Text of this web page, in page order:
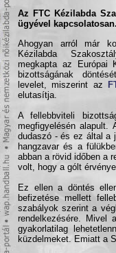
Az FTC Kézilabda
ügyével kapcsolatosan.
Ahogyan arról már
Kézilabda
megkapta az Európai
bizottságának
levelet, miszerint az
elutasítja.
A fellebbviteli
megfigyelésén alapult.
dudaszó - és ez által a
hangzavar és a
abban a rövid időben a
volt, hogy a gólt
Ez ellen a döntés
befizetése mellett
szabályok szerint a
rendelkezésére. Mivel
gyakorlatilag
küzdelmeket. Emiatt a